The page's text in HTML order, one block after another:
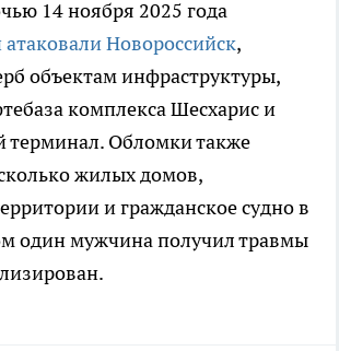
14 ноября 2025 года
Новороссийск,
объектам инфраструктуры,
комплекса Шесхарис и
терминал. Обломки также
жилых домов,
и гражданское судно в
один мужчина получил травмы